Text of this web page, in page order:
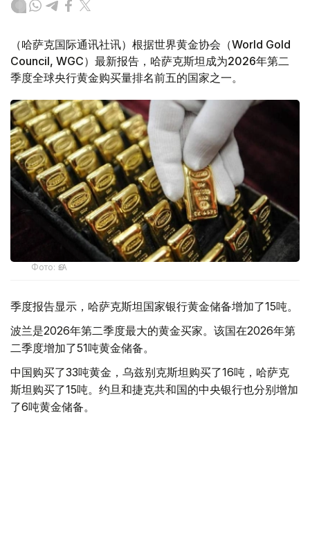
（哈萨克国际通讯社讯）根据世界黄金协会（World Gold
Council, WGC）最新报告，哈萨克斯坦成为2026年第二
季度全球央行黄金购买量排名前五的国家之一。
Фото: ӨзА
季度报告显示，哈萨克斯坦国家银行黄金储备增加了15吨。
波兰是2026年第二季度最大的黄金买家。该国在2026年第
二季度增加了51吨黄金储备。
中国购买了33吨黄金，乌兹别克斯坦购买了16吨，哈萨克
斯坦购买了15吨。约旦和捷克共和国的中央银行也分别增加
了6吨黄金储备。